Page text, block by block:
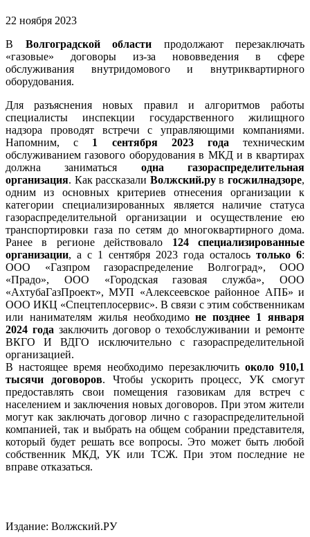
22 ноября 2023
В Волгоградской области продолжают перезаключать
«газовые» договоры из-за нововведения в сфере
обслуживания внутридомового и внутриквартирного
оборудования.
Для разъяснения новых правил и алгоритмов работы
специалисты инспекции государственного жилищного
надзора проводят встречи с управляющими компаниями.
Напомним, с 1 сентября 2023 года техническим
обслуживанием газового оборудования в МКД и в квартирах
должна заниматься одна газораспределительная
организация. Как рассказали Волжский.рувгосжилнадзоре,
одним из основных критериев отнесения организации к
категории специализированных является наличие статуса
газораспределительной организации и осуществление ею
транспортировки газа по сетям до многоквартирного дома.
Ранее в регионе действовало 124 специализированные
организации, а с 1 сентября 2023 года осталось только 6:
ООО «Газпром газораспределение Волгоград», ООО
«Прадо», ООО «Городская газовая служба», ООО
«АхтубаГазПроект», МУП «Алексеевское районное АПБ» и
ООО ИКЦ «Спецтеплосервис». В связи с этим собственникам
или нанимателям жилья необходимоне позднее 1 января
2024 года заключить договор о техобслуживании и ремонте
ВКГО И ВДГО исключительно с газораспределительной
организацией.
В настоящее время необходимо перезаключить около 910,1
тысячи договоров. Чтобы ускорить процесс, УК смогут
предоставлять свои помещения газовикам для встреч с
населением и заключения новых договоров. При этом жители
могут как заключать договор лично с газораспределительной
компанией, так и выбрать на общем собрании представителя,
который будет решать все вопросы. Это может быть любой
собственник МКД, УК или ТСЖ. При этом последние не
вправе отказаться.
Издание: Волжский.РУ